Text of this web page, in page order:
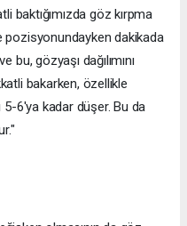
baktığımızda göz kırpma
pozisyonundayken dakikada
bu, gözyaşı dağılımını
bakarken, özellikle
5-6'ya kadar düşer. Bu da